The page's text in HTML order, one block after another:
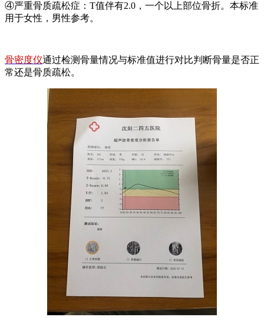
④严重骨质疏松症：T值伴有2.0，一个以上部位骨折。本标准
用于女性，男性参考。
骨密度仪通过检测骨量情况与标准值进行对比判断骨量是否正
常还是骨质疏松。